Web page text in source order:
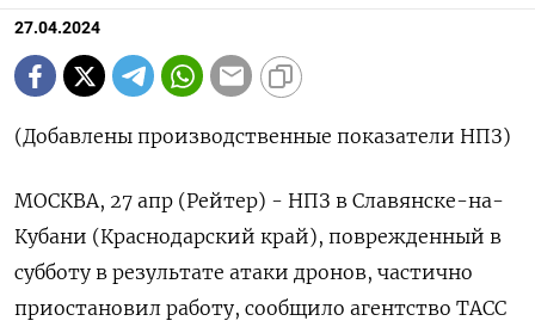
27.04.2024
(Добавлены производственные показатели НПЗ)
МОСКВА, 27 апр (Рейтер) - НПЗ в Славянске-на-
Кубани (Краснодарский край), поврежденный в
субботу в результате атаки дронов, частично
приостановил работу, сообщило агентство ТАСС